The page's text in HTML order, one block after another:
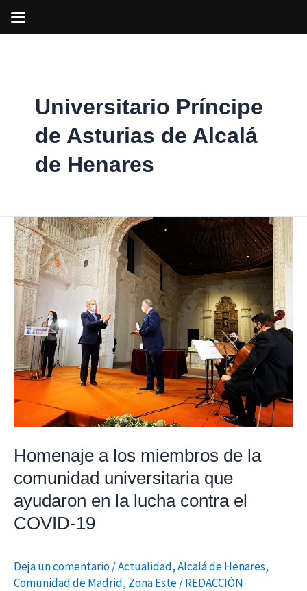
Universitario Príncipe
de Asturias de Alcalá
de Henares
Homenaje a los miembros de la
comunidad universitaria que
ayudaron en la lucha contra el
COVID-19
Deja un comentario/Actualidad,Alcalá de Henares,
Comunidad de Madrid, Zona Este/REDACCIÓN
Homenaje
a
los
miembros
de
la
comunidad
universitaria
que
ayudaron
lucha
contra
el
COVID-
19